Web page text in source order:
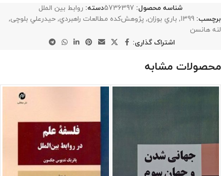
شناسه محصول: 5736397دسته: روابط بین الملل
برچسب: 1399
, باري بوزان, پژوهش‌كده مطالعات راهبردي, حيدرعلي بلوچی,
لنه هانسن
اشتراک گذاری:
محصولات مشابه